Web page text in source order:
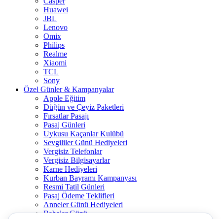
Huawei
JBL
Lenovo
Omix
Philips
Realme
Xiaomi
TCL
Sony
Özel Günler & Kampanyalar
Apple Eğitim
Düğün ve Çeyiz Paketleri
Fırsatlar Pasajı
Pasaj Günleri
Uykusu Kaçanlar Kulübü
Sevgililer Günü Hediyeleri
Vergisiz Telefonlar
Vergisiz Bilgisayarlar
Karne Hediyeleri
Kurban Bayramı Kampanyası
Resmi Tatil Günleri
Pasaj Ödeme Teklifleri
Anneler Günü Hediyeleri
Babalar Günü